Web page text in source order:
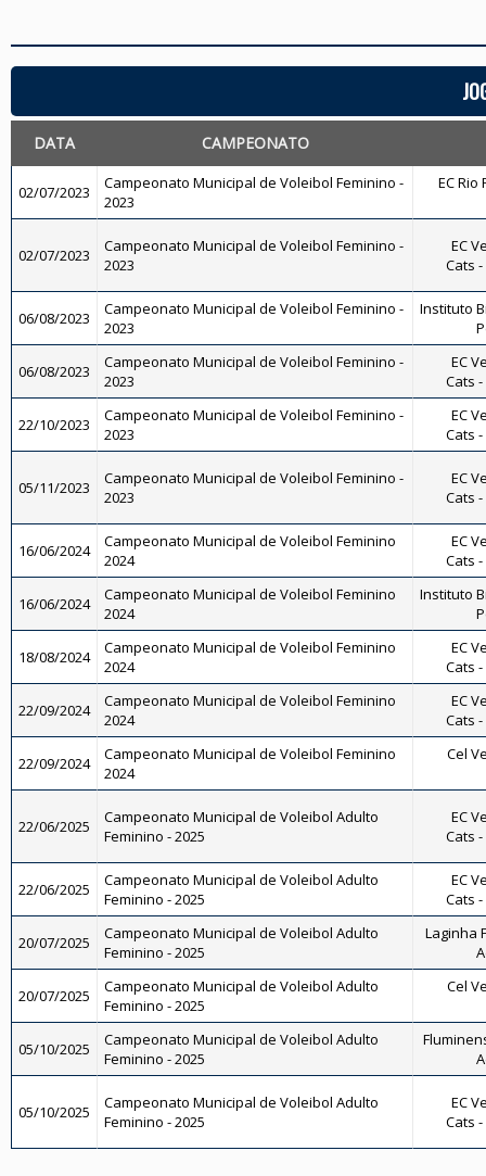
DATA CAMPEONATO
02/07/2023
Campeonato Municipal de Voleibol Feminino -
2023
EC
02/07/2023
Campeonato Municipal de Voleibol Feminino -
2023
EC
Cats
06/08/2023
Campeonato Municipal de Voleibol Feminino -
2023
Instituto
06/08/2023
Campeonato Municipal de Voleibol Feminino -
2023
EC
Cats
22/10/2023
Campeonato Municipal de Voleibol Feminino -
2023
EC
Cats
05/11/2023
Campeonato Municipal de Voleibol Feminino -
2023
EC
Cats
16/06/2024
Campeonato Municipal de Voleibol Feminino
2024
EC
Cats
16/06/2024
Campeonato Municipal de Voleibol Feminino
2024
Instituto
18/08/2024
Campeonato Municipal de Voleibol Feminino
2024
EC
Cats
22/09/2024
Campeonato Municipal de Voleibol Feminino
2024
EC
Cats
22/09/2024
Campeonato Municipal de Voleibol Feminino
2024
Cel
22/06/2025
Campeonato Municipal de Voleibol Adulto
Feminino - 2025
EC
Cats
22/06/2025
Campeonato Municipal de Voleibol Adulto
Feminino - 2025
EC
Cats
20/07/2025
Campeonato Municipal de Voleibol Adulto
Feminino - 2025
Laginha
20/07/2025
Campeonato Municipal de Voleibol Adulto
Feminino - 2025
Cel
05/10/2025
Campeonato Municipal de Voleibol Adulto
Feminino - 2025
05/10/2025
Campeonato Municipal de Voleibol Adulto
Feminino - 2025
EC
Cats